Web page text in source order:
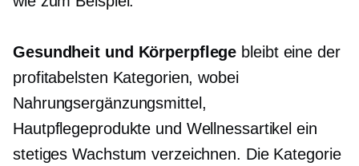
Gesundheit und Körperpflege bleibt eine der
profitabelsten Kategorien, wobei
Nahrungsergänzungsmittel,
Hautpflegeprodukte und Wellnessartikel ein
stetiges Wachstum verzeichnen. Die Kategorie